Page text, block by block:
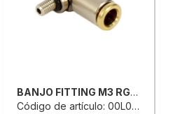
BANJO FITTING M3 RGR340-MH05
Código de artículo: 00L0141616H